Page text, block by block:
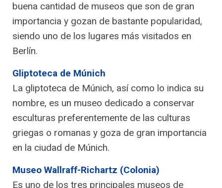
buena cantidad de museos que son de gran
importancia y gozan de bastante popularidad,
siendo uno de los lugares más visitados en
Berlín.
Gliptoteca de Múnich
La gliptoteca de Múnich, así como lo indica su
nombre, es un museo dedicado a conservar
esculturas preferentemente de las culturas
griegas o romanas y goza de gran importancia
en la ciudad de Múnich.
Museo Wallraff-Richartz (Colonia)
Es uno de los tres principales museos de